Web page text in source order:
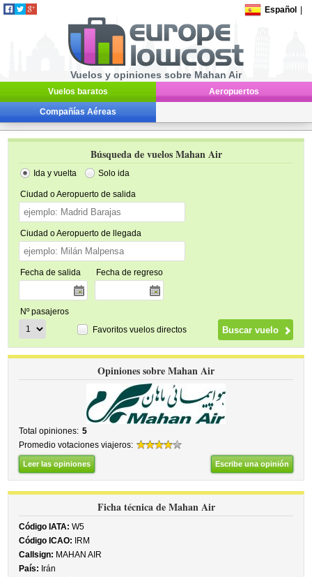
Español
Vuelos y opiniones sobre Mahan Air
Vuelos baratos Aeropuertos
Compañías Aéreas
Búsqueda de vuelos Mahan Air
Ida y vuelta Solo ida
Ciudad o Aeropuerto de salida
Ciudad o Aeropuerto de llegada
Fecha de salida Fecha de regreso
Nº pasajeros
Favoritos vuelos directos
Opiniones sobre Mahan Air
Total opiniones: 5
Promedio votaciones viajeros:
Leer las opiniones Escribe una opinión
Ficha técnica de Mahan Air
Código IATA: W5
Código ICAO: IRM
Callsign: MAHAN AIR
País: Irán